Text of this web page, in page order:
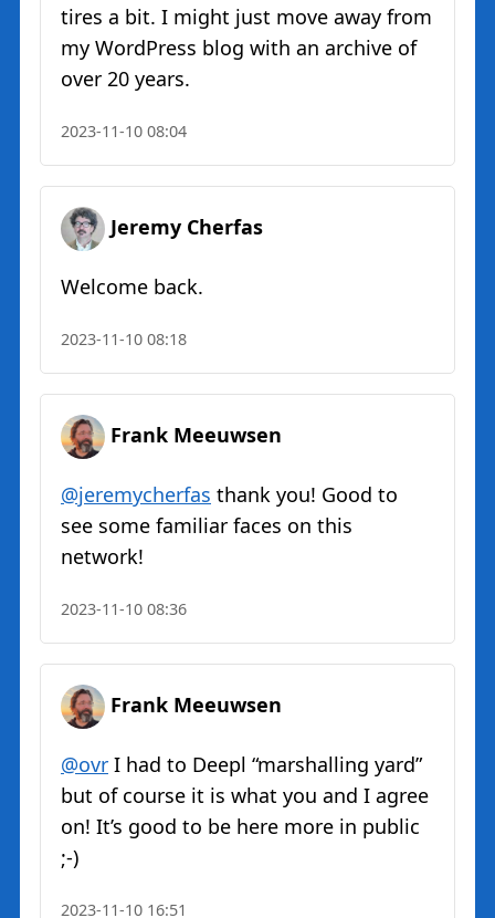
tires a bit. I might just move away from
my WordPress blog with an archive of
over 20 years.
2023-11-10 08:04
Jeremy Cherfas
Welcome back.
2023-11-10 08:18
Frank Meeuwsen
@jeremycherfas thank you! Good to
see some familiar faces on this
network!
2023-11-10 08:36
Frank Meeuwsen
@ovr I had to Deepl “marshalling yard”
but of course it is what you and I agree
on! It’s good to be here more in public
;-)
2023-11-10 16:51